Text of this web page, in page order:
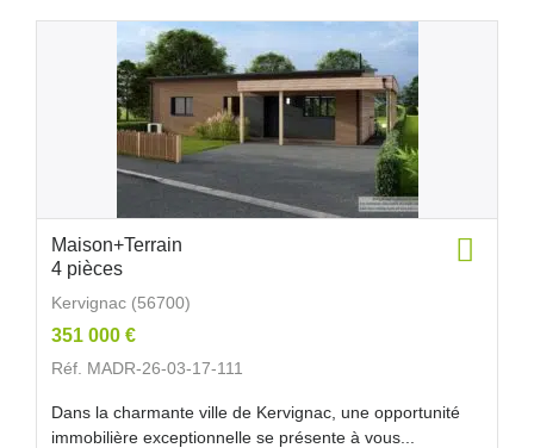
Maison+Terrain
4 pièces
Kervignac (56700)
351 000 €
Réf. MADR-26-03-17-111
Dans la charmante ville de Kervignac, une opportunité
immobilière exceptionnelle se présente à vous...